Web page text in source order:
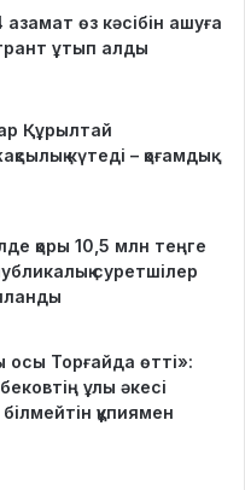
өз кәсібін ашуға
ұтып алды
Құрылтай
күтеді – қоғамдық
қоры 10,5 млн теңге
суретшілер
осы Торғайда өтті»:
ұлы әкесі
құпиямен